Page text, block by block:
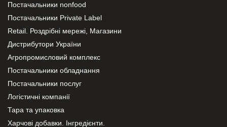
Постачальники nonfood
Постачальники Private Label
Retail. Роздрібні мережі, Магазини
Дистрибутори України
Агропромисловий комплекс
Постачальники обладнання
Постачальники послуг
Логістичні компанії
Тара та упаковка
Харчові добавки. Інгредієнти.